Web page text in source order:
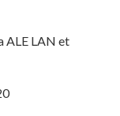
ALE LAN et